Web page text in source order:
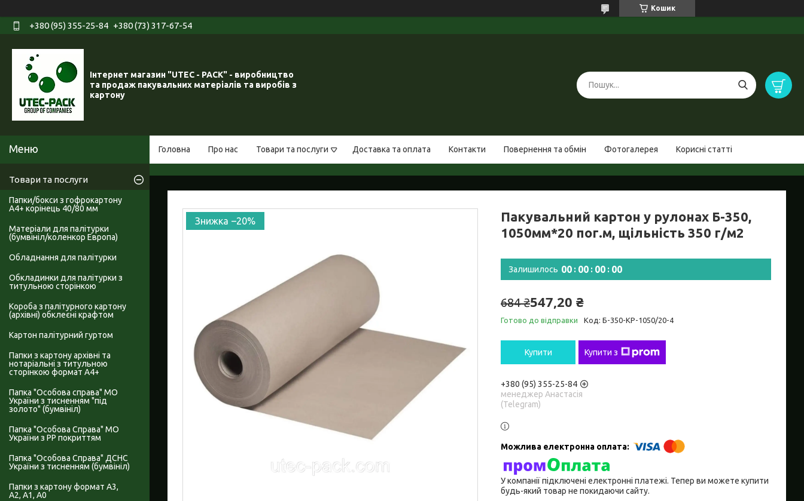
Кошик
+380 (95) 355-25-84 +380 (73) 317-67-54
Інтернет магазин "UTEC - PACK" - виробництво
та продаж пакувальних матеріалів та виробів з
картону
Головна Про нас Товари та послуги Доставка та оплата Контакти Повернення та обмін Фотогалерея Корисні статті
–20%
Пакувальний картон у рулонах Б-350,
1050мм*20 пог.м, щільність 350 г/м2
Залишилось 00 00 00 00
684 ₴547,20 ₴
Готово до відправки Код: Б-350-КР-1050/20-4
Купити Купити з
+380 (95) 355-25-84
менеджер Анастасія
(Telegram)
У компанії підключені електронні платежі. Тепер ви можете купити
будь-який товар не покидаючи сайту.
Товари та послуги
Папки/бокси з гофрокартону
А4+ корінець 40/80 мм
Матеріали для палітурки
(бумвініл/коленкор Европа)
Обладнання для палітурки
Обкладинки для палітурки з
титульною сторінкою
Короба з палітурного картону
(архівні) обклеєні крафтом
Картон палітурний гуртом
Папки з картону архівні та
нотаріальні з титульною
сторінкою формат А4+
Папка "Особова справа" МО
України з тисненням "під
золото" (бумвініл)
Папка "Особова Справа" МО
України з PP покриттям
Папка "Особова Справа" ДСНС
України з тисненням (бумвініл)
Папки з картону формат А3,
А2, А1, А0